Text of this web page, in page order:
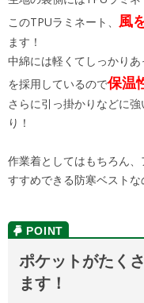
このTPUラミネート、
風
ます！
中綿には軽くてしっかり
を採用しているので保温
さらに引っ掛かりなどに
り！
作業着としてはもちろん
すすめできる防寒ベストな
ポケットがたく
ます！